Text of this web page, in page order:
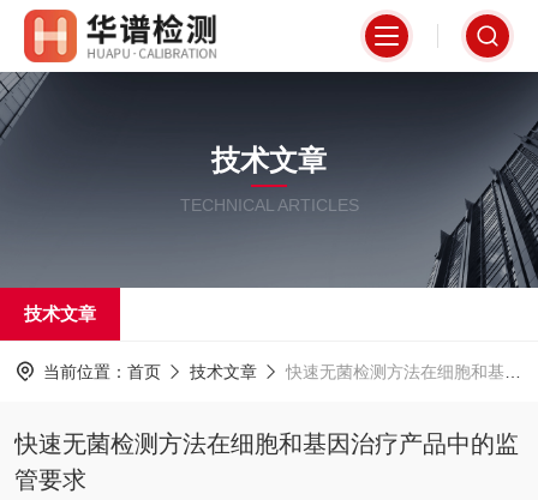
技术文章
TECHNICAL ARTICLES
技术文章
当前位置： 首页 技术文章 快速无菌检测方法在细胞和基因治疗产品中的监管要求
快速无菌检测方法在细胞和基因治疗产品中的监
管要求